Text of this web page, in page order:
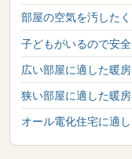
部屋の空気を汚した
子どもがいるので安
広い部屋に適した暖
狭い部屋に適した暖
オール電化住宅に適